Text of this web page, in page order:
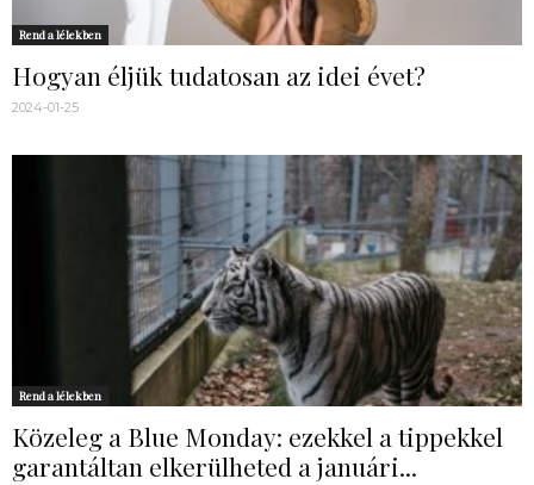
Rend a lélekben
Hogyan éljük tudatosan az idei évet?
2024-01-25
Rend a lélekben
Közeleg a Blue Monday: ezekkel a tippekkel
garantáltan elkerülheted a januári...